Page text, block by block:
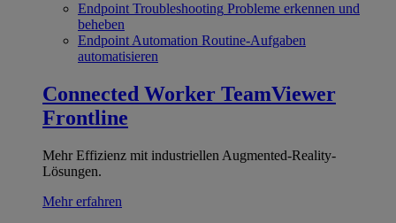
Endpoint Troubleshooting Probleme erkennen und
beheben
Endpoint Automation Routine-Aufgaben
automatisieren
Connected Worker TeamViewer
Frontline
Mehr Effizienz mit industriellen Augmented-Reality-
Lösungen.
Mehr erfahren